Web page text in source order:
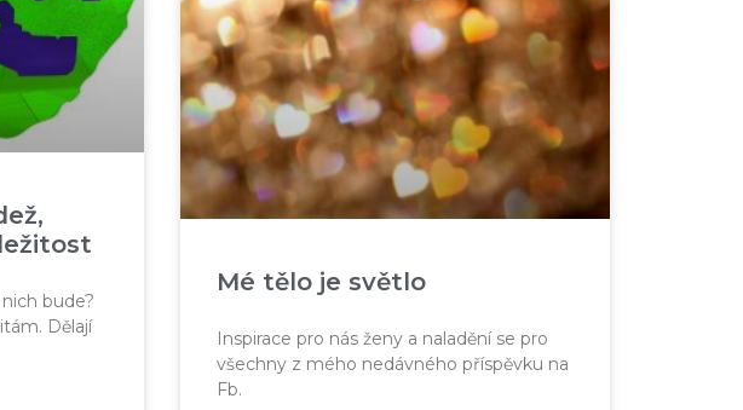
bude?
Dělají
Mé tělo je světlo
Inspirace pro nás ženy a naladění se pro
všechny z mého nedávného příspěvku na
Fb.